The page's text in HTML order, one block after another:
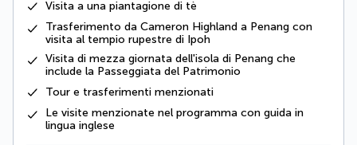
Visita a una piantagione di tè
Trasferimento da Cameron Highland a Penang con
visita al tempio rupestre di Ipoh
Visita di mezza giornata dell'isola di Penang che
include la Passeggiata del Patrimonio
Tour e trasferimenti menzionati
Le visite menzionate nel programma con guida in
lingua inglese